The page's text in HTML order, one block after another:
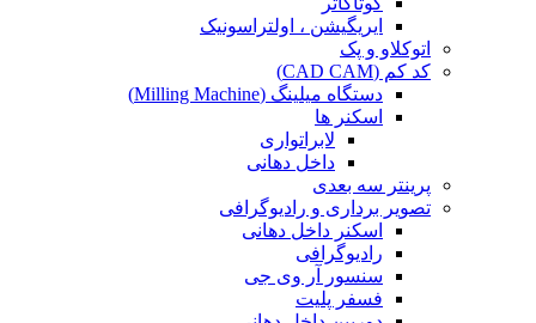
ایریگیشن ، اولتراسونیک
اتوکلاو و پک
کد کم (CAD CAM)
دستگاه میلینگ (Milling Machine)
اسکنر ها
لابراتواری
داخل دهانی
پرینتر سه بعدی
تصویر برداری و رادیوگرافی
اسکنر داخل دهانی
رادیوگرافی
سنسور آر وی جی
فسفر پلیت